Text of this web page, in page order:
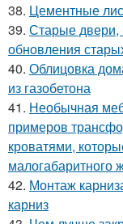
38. Цементные
39. Старые двери,
обновления
40. Облицовка
из газобетона
41. Необычная
примеров
кроватями,
малогабаритного
42. Монтаж
карниз